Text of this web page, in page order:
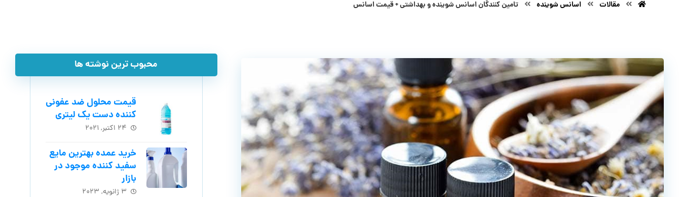
مقالات اسانس شوینده تامین کنندگان اسانس شوینده و بهداشتی + قیمت اسانس
محبوب ترین نوشته ها
قیمت محلول ضد عفونی
کننده دست یک لیتری
۲۴ اکتبر, ۲۰۲۱
خرید عمده بهترین مایع
سفید کننده موجود در
بازار
۳ ژانویه, ۲۰۲۳